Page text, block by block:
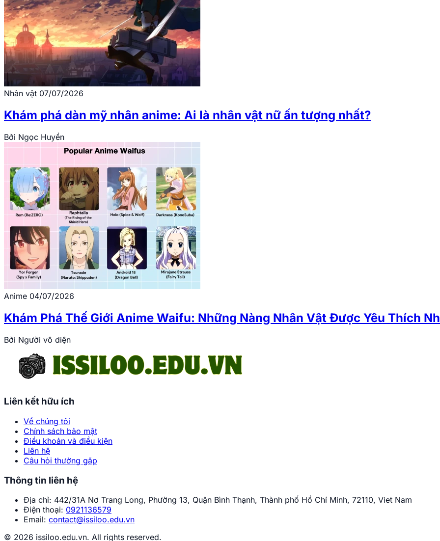
Nhân vật 07/07/2026
Khám phá dàn mỹ nhân anime: Ai là nhân vật nữ ấn tượng nhất?
Bởi Ngọc Huyền
Anime 04/07/2026
Khám Phá Thế Giới Anime Waifu: Những Nàng Nhân Vật Được Yêu Thích
Bởi Người vô diện
Liên kết hữu ích
Về chúng tôi
Chính sách bảo mật
Điều khoản và điều kiện
Liên hệ
Câu hỏi thường gặp
Thông tin liên hệ
Địa chỉ: 442/31A Nơ Trang Long, Phường 13, Quận Bình Thạnh, Thành phố Hồ Chí Minh, 72110, Viet Nam
Điện thoại: 0921136579
Email: contact@issiloo.edu.vn
© 2026 issiloo.edu.vn. All rights reserved.